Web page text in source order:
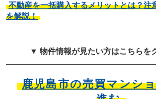
不動産を一括購入するメリットとは？注
を解説！
▼ 物件情報が見たい方はこちらを
鹿児島市の売買マンシ